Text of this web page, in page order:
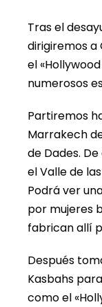
Tras el
dirigiremos a
el
numerosos
Partiremos
Marrakech
de Dades.
el Valle de
Podrá ver
por mujeres
fabrican allí
Después
Kasbahs
como el